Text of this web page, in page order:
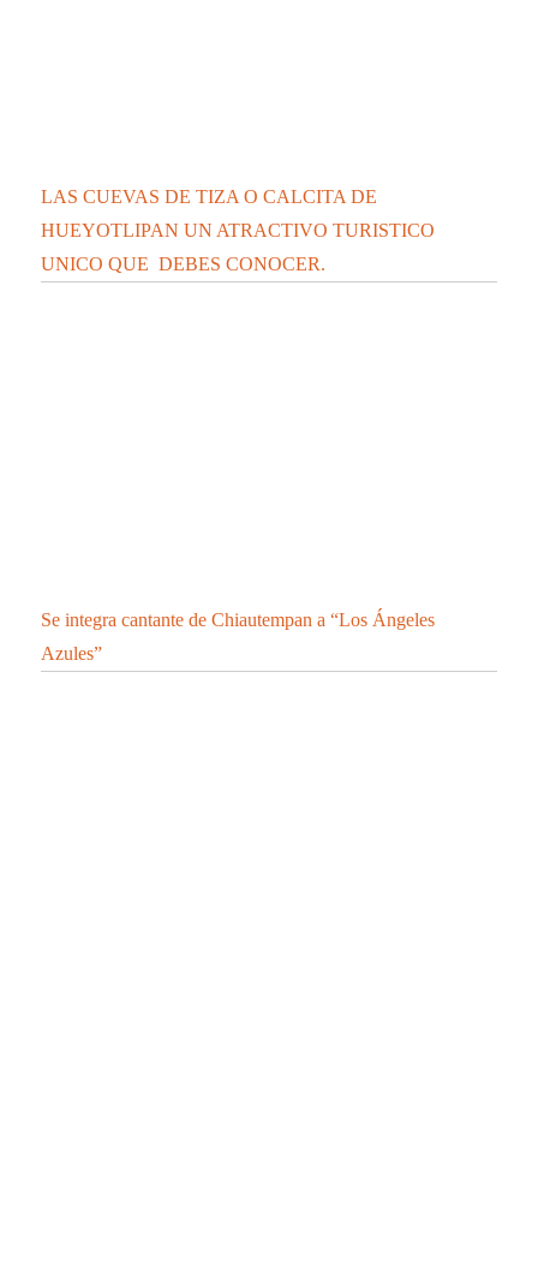
LAS CUEVAS DE TIZA O CALCITA DE
HUEYOTLIPAN UN ATRACTIVO TURISTICO
UNICO QUE DEBES CONOCER.
Se integra cantante de Chiautempan a “Los Ángeles
Azules”